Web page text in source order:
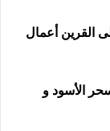
القرين أعمال
الأسود و